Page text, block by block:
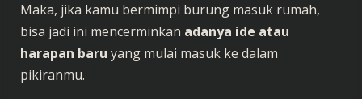
Maka, jika kamu bermimpi burung masuk rumah,
bisa jadi ini mencerminkan adanya ide atau
harapan baru yang mulai masuk ke dalam
pikiranmu.